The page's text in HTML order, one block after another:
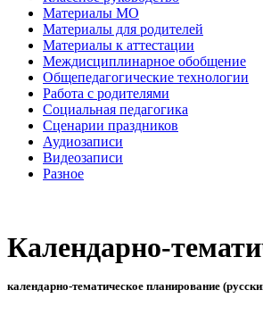
Материалы МО
Материалы для родителей
Материалы к аттестации
Междисциплинарное обобщение
Общепедагогические технологии
Работа с родителями
Социальная педагогика
Сценарии праздников
Аудиозаписи
Видеозаписи
Разное
Календарно-
календарно-тематическое планирование